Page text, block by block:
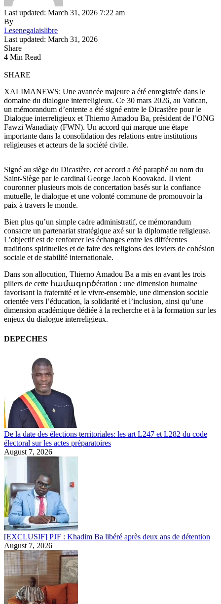
Last updated: March 31, 2026 7:22 am
By
Lesenegalaislibre
Last updated: March 31, 2026
Share
4 Min Read
SHARE
XALIMANEWS: Une avancée majeure a été enregistrée dans le
domaine du dialogue interreligieux. Ce 30 mars 2026, au Vatican,
un mémorandum d’entente a été signé entre le Dicastère pour le
Dialogue interreligieux et Thierno Amadou Ba, président de l’ONG
Fawzi Wanadiaty (FWN). Un accord qui marque une étape
importante dans la consolidation des relations entre institutions
religieuses et acteurs de la société civile.
Signé au siège du Dicastère, cet accord a été paraphé au nom du
Saint-Siège par le cardinal George Jacob Koovakad. Il vient
couronner plusieurs mois de concertation basés sur la confiance
mutuelle, le dialogue et une volonté commune de promouvoir la
paix à travers le monde.
Bien plus qu’un simple cadre administratif, ce mémorandum
consacre un partenariat stratégique axé sur la diplomatie religieuse.
L’objectif est de renforcer les échanges entre les différentes
traditions spirituelles et de faire des religions des leviers de cohésion
sociale et de stabilité internationale.
Dans son allocution, Thierno Amadou Ba a mis en avant les trois
piliers de cette համագործération : une dimension humaine
favorisant la fraternité et le vivre-ensemble, une dimension sociale
orientée vers l’éducation, la solidarité et l’inclusion, ainsi qu’une
dimension académique dédiée à la recherche et à la formation sur les
enjeux du dialogue interreligieux.
DEPECHES
De la date des élections territoriales: les art L247 et L282 du code
électoral sur les actes préparatoires
August 7, 2026
[EXCLUSIF] PJF : Khadim Ba libéré après deux ans de détention
August 7, 2026